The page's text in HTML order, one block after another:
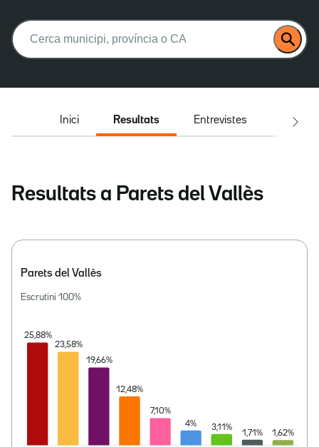
Buscar:
Inici Resultats Entrevistes El
Resultats a Parets del Vallès
Parets del Vallès
Escrutini 100%